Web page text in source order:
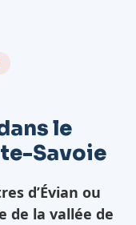
le
Savoie
d’Évian ou
de la vallée de